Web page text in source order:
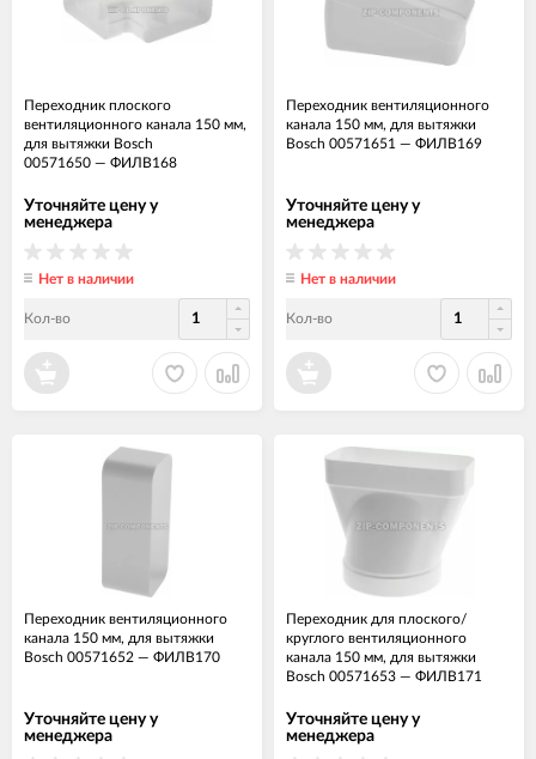
Переходник плоского
вентиляционного канала 150 мм,
для вытяжки Bosch
00571650 — ФИЛВ168
Уточняйте цену у
менеджера
Нет в наличии
Кол-во
Переходник вентиляционного
канала 150 мм, для вытяжки
Bosch 00571651 — ФИЛВ169
Уточняйте цену у
менеджера
Нет в наличии
Кол-во
Переходник вентиляционного
канала 150 мм, для вытяжки
Bosch 00571652 — ФИЛВ170
Уточняйте цену у
менеджера
Переходник для плоского/
круглого вентиляционного
канала 150 мм, для вытяжки
Bosch 00571653 — ФИЛВ171
Уточняйте цену у
менеджера